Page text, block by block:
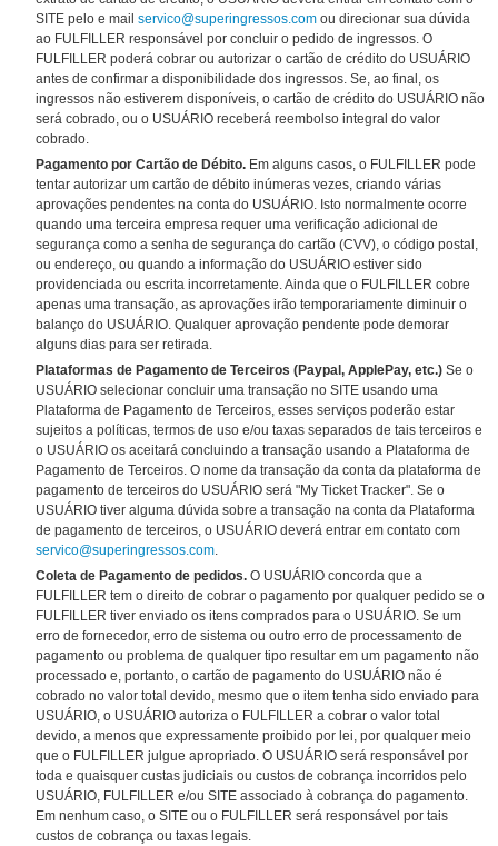
SITE pelo e mail servico@superingressos.com ou direcionar sua dúvida
ao FULFILLER responsável por concluir o pedido de ingressos. O
FULFILLER poderá cobrar ou autorizar o cartão de crédito do USUÁRIO
antes de confirmar a disponibilidade dos ingressos. Se, ao final, os
ingressos não estiverem disponíveis, o cartão de crédito do USUÁRIO não
será cobrado, ou o USUÁRIO receberá reembolso integral do valor
cobrado.
Pagamento por Cartão de Débito. Em alguns casos, o FULFILLER pode
tentar autorizar um cartão de débito inúmeras vezes, criando várias
aprovações pendentes na conta do USUÁRIO. Isto normalmente ocorre
quando uma terceira empresa requer uma verificação adicional de
segurança como a senha de segurança do cartão (CVV), o código postal,
ou endereço, ou quando a informação do USUÁRIO estiver sido
providenciada ou escrita incorretamente. Ainda que o FULFILLER cobre
apenas uma transação, as aprovações irão temporariamente diminuir o
balanço do USUÁRIO. Qualquer aprovação pendente pode demorar
alguns dias para ser retirada.
Plataformas de Pagamento de Terceiros (Paypal, ApplePay, etc.) Se o
USUÁRIO selecionar concluir uma transação no SITE usando uma
Plataforma de Pagamento de Terceiros, esses serviços poderão estar
sujeitos a políticas, termos de uso e/ou taxas separados de tais terceiros e
o USUÁRIO os aceitará concluindo a transação usando a Plataforma de
Pagamento de Terceiros. O nome da transação da conta da plataforma de
pagamento de terceiros do USUÁRIO será "My Ticket Tracker". Se o
USUÁRIO tiver alguma dúvida sobre a transação na conta da Plataforma
de pagamento de terceiros, o USUÁRIO deverá entrar em contato com
servico@superingressos.com.
Coleta de Pagamento de pedidos. O USUÁRIO concorda que a
FULFILLER tem o direito de cobrar o pagamento por qualquer pedido se o
FULFILLER tiver enviado os itens comprados para o USUÁRIO. Se um
erro de fornecedor, erro de sistema ou outro erro de processamento de
pagamento ou problema de qualquer tipo resultar em um pagamento não
processado e, portanto, o cartão de pagamento do USUÁRIO não é
cobrado no valor total devido, mesmo que o item tenha sido enviado para
USUÁRIO, o USUÁRIO autoriza o FULFILLER a cobrar o valor total
devido, a menos que expressamente proibido por lei, por qualquer meio
que o FULFILLER julgue apropriado. O USUÁRIO será responsável por
toda e quaisquer custas judiciais ou custos de cobrança incorridos pelo
USUÁRIO, FULFILLER e/ou SITE associado à cobrança do pagamento.
Em nenhum caso, o SITE ou o FULFILLER será responsável por tais
custos de cobrança ou taxas legais.